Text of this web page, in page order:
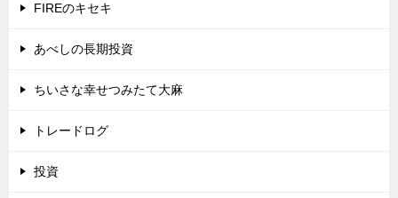
FIREのキセキ
あべしの長期投資
ちいさな幸せつみたて大麻
トレードログ
投資